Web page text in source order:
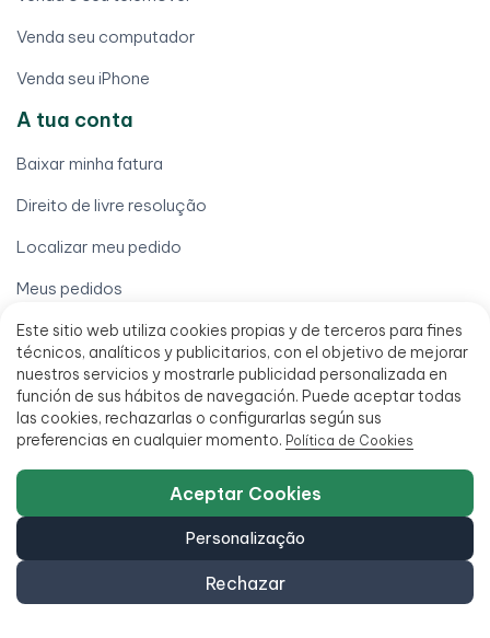
Este sitio web utiliza cookies propias y de terceros para fines
técnicos, analíticos y publicitarios, con el objetivo de mejorar
nuestros servicios y mostrarle publicidad personalizada en
función de sus hábitos de navegación. Puede aceptar todas
las cookies, rechazarlas o configurarlas según sus
preferencias en cualquier momento. Política de Cookies
Rechazar
Personalização
Aceptar Cookies
Venda seu computador
Venda seu iPhone
A tua conta
Baixar minha fatura
Direito de livre resolução
Localizar meu pedido
Meus pedidos
Minha conta
Processar uma garantia
Termos legais
Condições de venda
Financiamento em até 18 meses
Política de Acessibilidade